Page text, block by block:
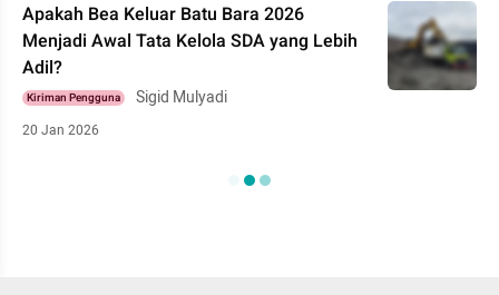
Apakah Bea Keluar Batu Bara 2026
Menjadi Awal Tata Kelola SDA yang Lebih
Adil?
Kiriman Pengguna Sigid Mulyadi
20 Jan 2026